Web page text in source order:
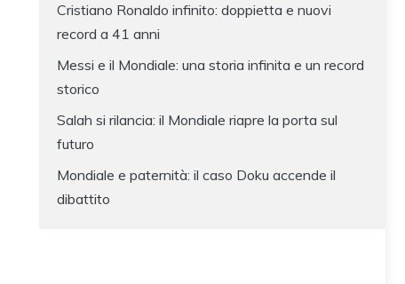
Cristiano Ronaldo infinito: doppietta e nuovi
record a 41 anni
Messi e il Mondiale: una storia infinita e un record
storico
Salah si rilancia: il Mondiale riapre la porta sul
futuro
Mondiale e paternità: il caso Doku accende il
dibattito